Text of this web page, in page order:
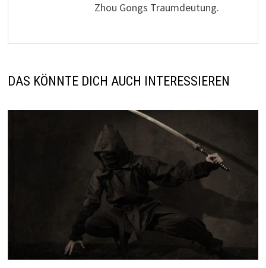
Zhou Gongs Traumdeutung.
DAS KÖNNTE DICH AUCH INTERESSIEREN